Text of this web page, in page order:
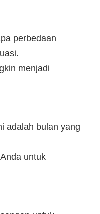
perbedaan
menjadi
adalah bulan yang
untuk